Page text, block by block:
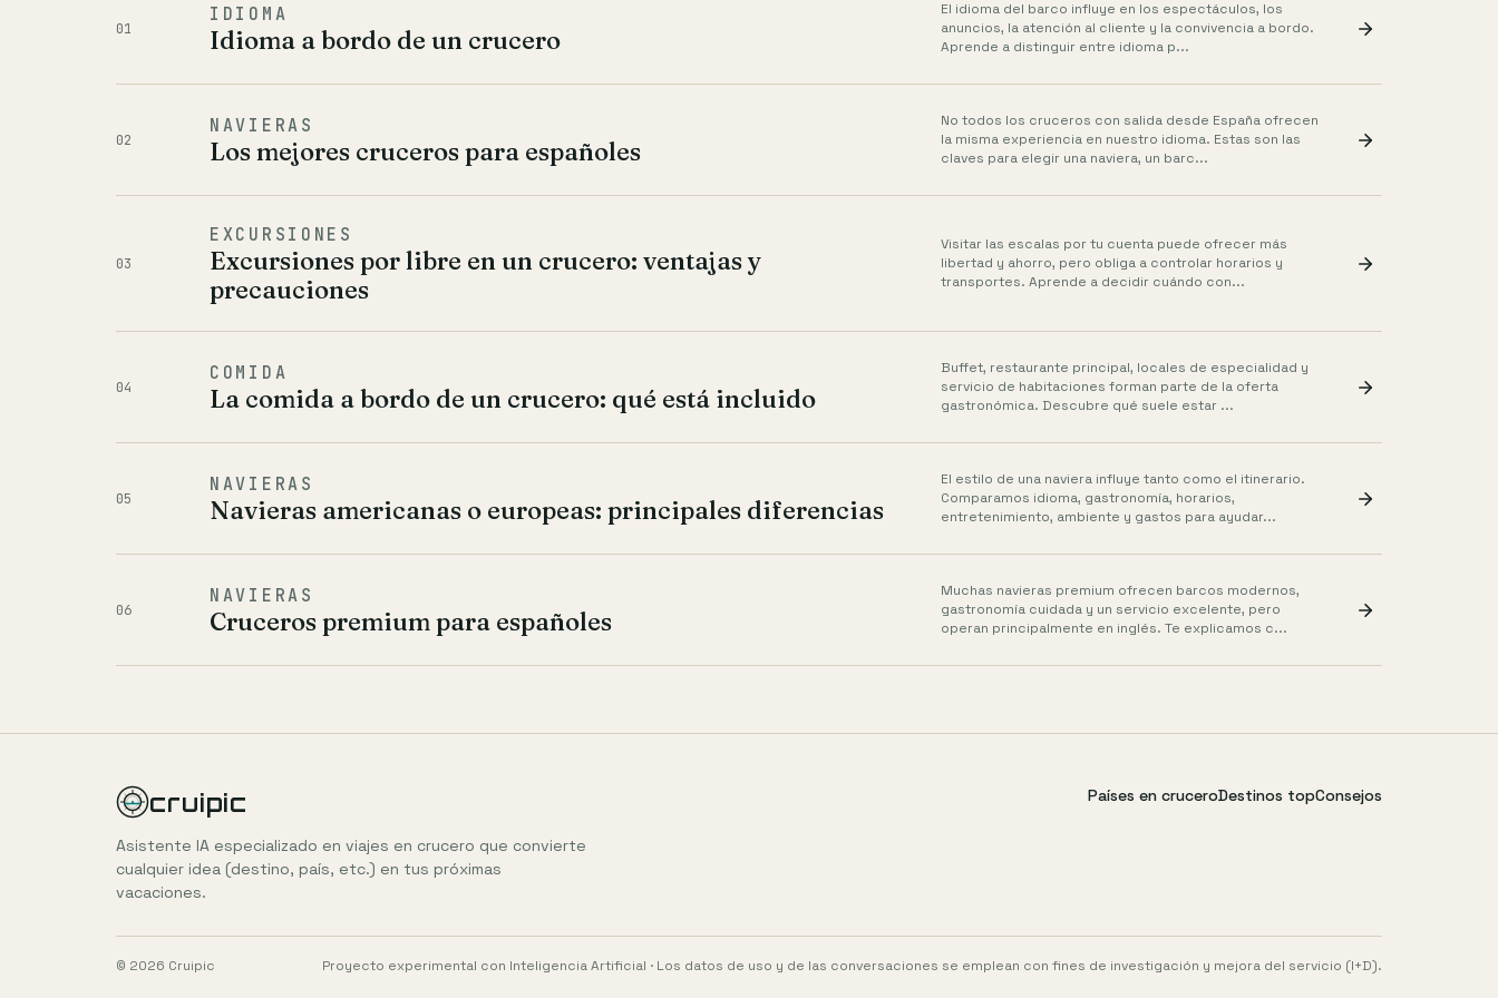
01
IDIOMA
Idioma a bordo de un crucero
El idioma del barco influye en los espectáculos, los
anuncios, la atención al cliente y la convivencia a bordo.
Aprende a distinguir entre idioma p...
02
NAVIERAS
Los mejores cruceros para españoles
No todos los cruceros con salida desde España ofrecen
la misma experiencia en nuestro idioma. Estas son las
claves para elegir una naviera, un barc...
03
EXCURSIONES
Excursiones por libre en un crucero: ventajas y
precauciones
Visitar las escalas por tu cuenta puede ofrecer más
libertad y ahorro, pero obliga a controlar horarios y
transportes. Aprende a decidir cuándo con...
04
COMIDA
La comida a bordo de un crucero: qué está incluido
Buffet, restaurante principal, locales de especialidad y
servicio de habitaciones forman parte de la oferta
gastronómica. Descubre qué suele estar ...
05
NAVIERAS
Navieras americanas o europeas: principales diferencias
El estilo de una naviera influye tanto como el itinerario.
Comparamos idioma, gastronomía, horarios,
entretenimiento, ambiente y gastos para ayudar...
06
NAVIERAS
Cruceros premium para españoles
Muchas navieras premium ofrecen barcos modernos,
gastronomía cuidada y un servicio excelente, pero
operan principalmente en inglés. Te explicamos c...
cruipic
Asistente IA especializado en viajes en crucero que convierte
cualquier idea (destino, país, etc.) en tus próximas
vacaciones.
Países en cruceroDestinos topConsejos
© 2026 Cruipic Proyecto experimental con Inteligencia Artificial · Los datos de uso y de las conversaciones se emplean con fines de investigación y mejora del servicio (I+D).